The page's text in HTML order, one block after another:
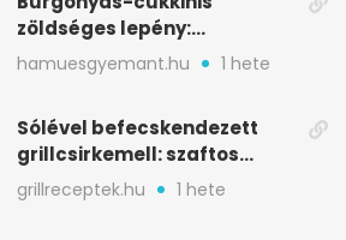
zöldséges lepény:
aranybarna, szaftos, hús
nélkül is
hamuesgyemant.hu 1 hete
Sólével befecskendezett
grillcsirkemell: szaftos
marad, nem szárad ki
grillreceptek.hu 1 hete